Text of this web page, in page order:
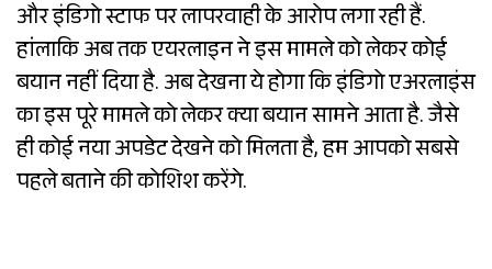
और इंडिगो स्टाफ पर लापरवाही के आरोप लगा रही हैं.
हांलाकि अब तक एयरलाइन ने इस मामले को लेकर कोई
बयान नहीं दिया है. अब देखना ये होगा कि इंडिगो एअरलाइंस
का इस पूरे मामले को लेकर क्या बयान सामने आता है. जैसे
ही कोई नया अपडेट देखने को मिलता है, हम आपको सबसे
पहले बताने की कोशिश करेंगे.